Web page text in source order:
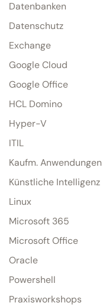
Datenbanken
Datenschutz
Exchange
Google Cloud
Google Office
HCL Domino
Hyper-V
ITIL
Kaufm. Anwendungen
Künstliche Intelligenz
Linux
Microsoft 365
Microsoft Office
Oracle
Powershell
Praxisworkshops